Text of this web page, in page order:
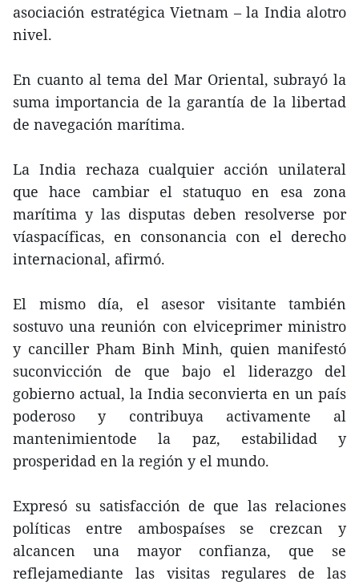
asociación estratégica Vietnam – la India alotro
nivel.
En cuanto al tema del Mar Oriental, subrayó la
suma importancia de la garantía de la libertad
de navegación marítima.
La India rechaza cualquier acción unilateral
que hace cambiar el statuquo en esa zona
marítima y las disputas deben resolverse por
víaspacíficas, en consonancia con el derecho
internacional, afirmó.
El mismo día, el asesor visitante también
sostuvo una reunión con elviceprimer ministro
y canciller Pham Binh Minh, quien manifestó
suconvicción de que bajo el liderazgo del
gobierno actual, la India seconvierta en un país
poderoso y contribuya activamente al
mantenimientode la paz, estabilidad y
prosperidad en la región y el mundo.
Expresó su satisfacción de que las relaciones
políticas entre ambospaíses se crezcan y
alcancen una mayor confianza, que se
reflejamediante las visitas regulares de las